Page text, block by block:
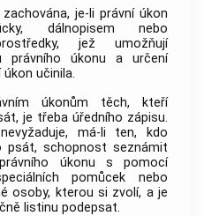
je-li právní úkon
dálnopisem nebo
jež umožňují
právního úkonu a určení
učinila.
úkonům těch, kteří
je třeba úředního zápisu.
má-li ten, kdo
psát, schopnost seznámit
úkonu s pomocí
pomůcek nebo
osoby, kterou si zvolí, a je
listinu podepsat.